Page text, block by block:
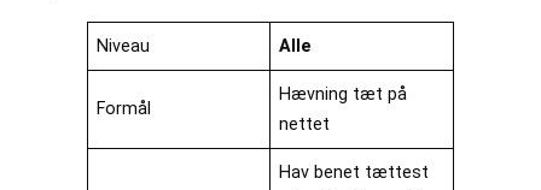
Niveau Alle
Formål
Hævning tæt på
nettet
Hav benet tættest